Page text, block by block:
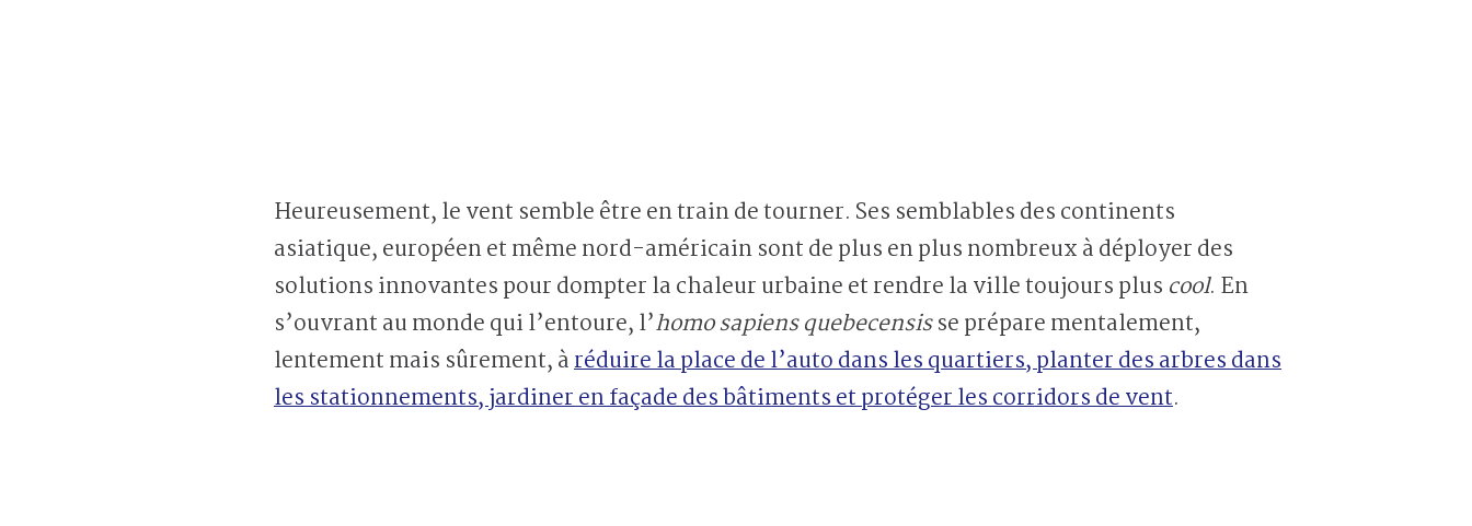
Heureusement, le vent semble être en train de tourner. Ses semblables des continents
asiatique, européen et même nord-américain sont de plus en plus nombreux à déployer des
solutions innovantes pour dompter la chaleur urbaine et rendre la ville toujours plus cool. En
s’ouvrant au monde qui l’entoure, l’homo sapiens quebecensisse prépare mentalement,
lentement mais sûrement, àréduire la place de l’auto dans les quartiers, planter des arbres dans
les stationnements, jardiner en façade des bâtiments et protéger les corridors de vent.